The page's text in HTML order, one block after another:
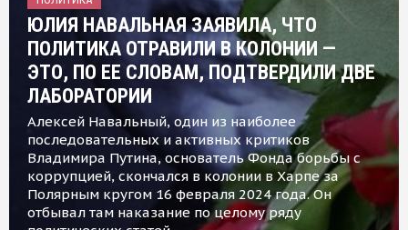
ЮЛИЯ НАВАЛЬНАЯ ЗАЯВИЛА, ЧТО
ПОЛИТИКА ОТРАВИЛИ В КОЛОНИИ —
ЭТО, ПО ЕЕ СЛОВАМ, ПОДТВЕРДИЛИ ДВЕ
ЛАБОРАТОРИИ
Алексей Навальный, один из наиболее
последовательных и активных критиков
Владимира Путина, основатель Фонда борьбы с
коррупцией, скончался в колонии в Харпе за
Полярным кругом 16 февраля 2024 года. Он
отбывал там наказание по целому ряду